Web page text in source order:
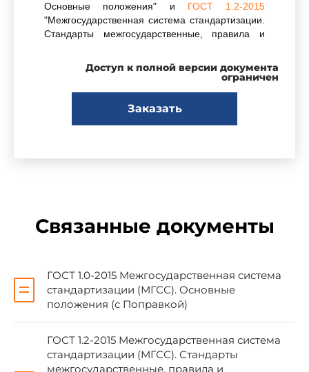
Основные положения" и ГОСТ 1.2-2015
"Межгосударственная система стандартизации.
Стандарты межгосударственные, правила и
стандартизации. Правила разработки,
принятия, обновления и отмены"
1 РАЗРАБОТАН Структурным
(НИИЖБ им.А.А.Гвоздева АО "НИЦ
Западная строительная палата"
2 ВНЕСЕН Техническим комитетом по
Доступ к полной версии документа
ограничен
Заказать
Связанные документы
ГОСТ 1.0-2015 Межгосударственная система
стандартизации (МГСС). Основные
положения (с Поправкой)
ГОСТ 1.2-2015 Межгосударственная система
стандартизации (МГСС). Стандарты
межгосударственные, правила и